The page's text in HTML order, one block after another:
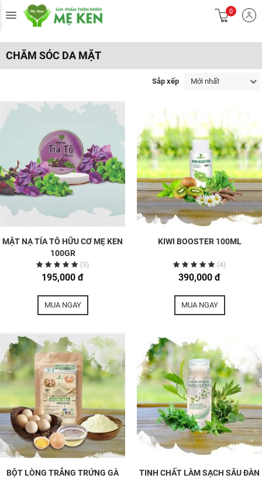
0
CHĂM SÓC DA MẶT
Sắp xếp Mới nhất
MẶT NẠ TÍA TÔ HỮU CƠ MẸ KEN
100GR
(3)
195,000 đ
MUA NGAY
KIWI BOOSTER 100ML
(4)
390,000 đ
MUA NGAY
BỘT LÒNG TRẮNG TRỨNG GÀ
TINH CHẤT LÀM SẠCH SÂU ĐÀN